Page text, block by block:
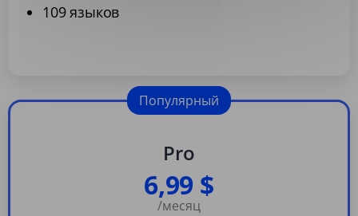
109 языков
Pro
6,99 $
/месяц
Популярный